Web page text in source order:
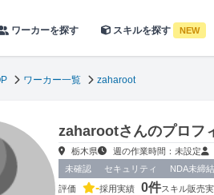
ワーカーを探す スキルを探す NEW
ワーカー一覧 zaharoot
zaharootさんのプロフ
栃木県 週の作業時間：未設定
未確認
セキュリティ NDA未締結
評価 -採用実績 0件スキル販売